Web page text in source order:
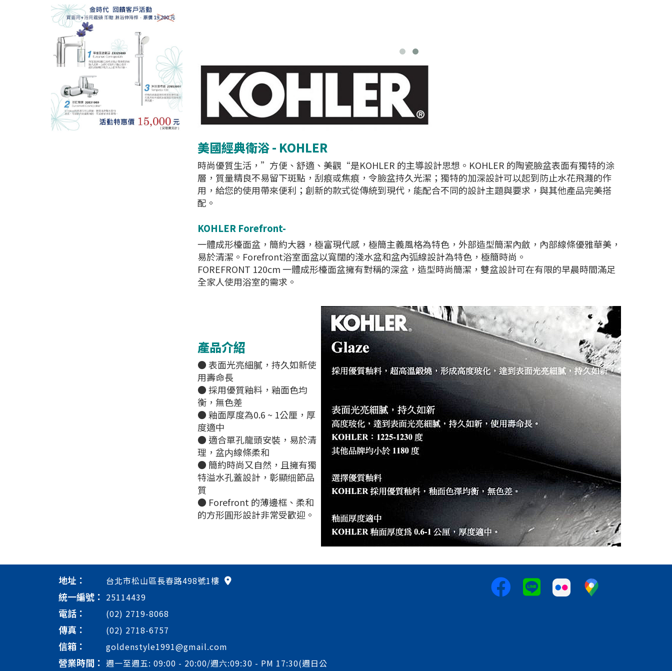
美國經典衛浴 - KOHLER
時尚優質生活，”方便、舒適、美觀“是KOHLER 的主導設計思想。KOHLER 的陶瓷臉盆表面有獨特的涂
層，質量精良不易留下斑點，刮痕或焦痕，令臉盆持久光潔；獨特的加深設計可以起到防止水花飛濺的作
用，給您的使用帶來便利；創新的款式從傳統到現代，能配合不同的設計主題與要求，與其他產品完美搭
配。
KOHLER Forefront-
一體成形檯面盆，簡約大器，極富現代感，極簡主義風格為特色，外部造型簡潔內斂，內部線條優雅華美，
易於清潔。Forefront浴室面盆以寬闊的淺水盆和盆內弧線設計為特色，極簡時尚。
FOREFRONT 120cm 一體成形檯面盆擁有對稱的深盆，造型時尚簡潔，雙盆設計可在有限的早晨時間滿足
全家人使用浴室的需求。
產品介紹
● 表面光亮細膩，持久如新使
用壽命長
● 採用優質釉料，釉面色均
衡，無色差
● 釉面厚度為0.6 ~ 1公厘，厚
度適中
● 適合單孔龍頭安裝，易於清
理，盆内線條柔和
● 簡約時尚又自然，且擁有獨
特溢水孔蓋設計，彰顯细節品
質
● Forefront 的薄邊框、柔和
的方形圓形設計非常受歡迎。
地址： 台北市松山區長春路498號1樓
統一編號： 25114439
電話： (02) 2719-8068
傳真： (02) 2718-6757
信箱： goldenstyle1991@gmail.com
營業時間： 週一至週五: 09:00 - 20:00/週六:09:30 - PM 17:30(週日公